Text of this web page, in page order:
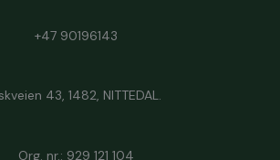
+47 90196143
43, 1482, NITTEDAL.
Org. nr.: 929 121 104